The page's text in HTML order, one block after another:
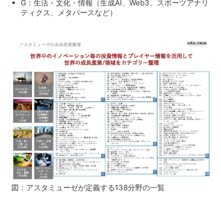
G：生活・文化・情報（生成AI、Web3、スポーツアナリ
ティクス、メタバースなど）
図：アスタミューゼが定義する138分野の一覧